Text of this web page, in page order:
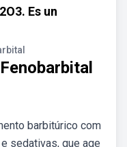
Es un
barbitúrico com
sedativas, que age